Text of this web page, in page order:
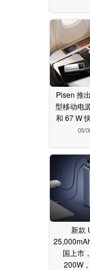
Pisen 推
型移动电
和 67 W
05/
新款
国上市
200W